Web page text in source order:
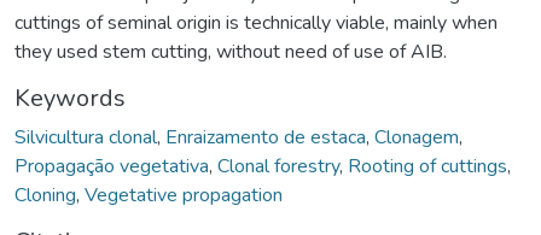
cuttings of seminal origin is technically viable, mainly when
they used stem cutting, without need of use of AIB.
Keywords
Silvicultura clonal, Enraizamento de estaca, Clonagem,
Propagação vegetativa, Clonal forestry, Rooting of cuttings,
Cloning, Vegetative propagation